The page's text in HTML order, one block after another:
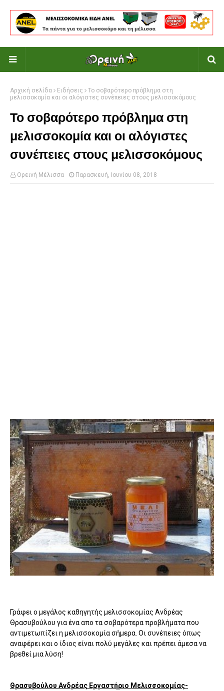
Αρχική σελίδα Ειδήσεις
Το σοβαρότερο πρόβλημα στη
μελισσοκομία και οι αλόγιστες συνέπειες στους μελισσοκόμους
Το σοβαρότερο πρόβλημα στη
μελισσοκομία και οι αλόγιστες
συνέπειες στους μελισσοκόμους
Ορεινή Μέλισσα Παρασκευή, Ιουνίου 08, 2018
Γράφει ο μεγάλος καθηγητής μελισσοκομίας Ανδρέας
Θρασυβούλου για ένα απο τα σοβαρότερα προβλήματα που
αντιμετωπίζει η μελισσοκομία σήμερα. Οι συνέπειες όπως
αναφέρει και ο ίδιος είναι πολύ μεγάλες και πρέπει άμεσα να
βρεθεί μια λύση!
Θρασυβούλου Ανδρέας Εργαστήριο Μελισσοκομίας-